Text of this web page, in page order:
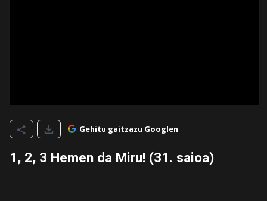
Gehitu gaitzazu Googlen
1, 2, 3 Hemen da Miru! (31. saioa)